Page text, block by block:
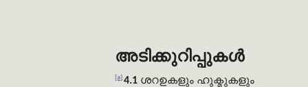
അടിക്കുറിപ്പുകൾ
[a]4.1 ശറഉകളും ഹുക്മുകളും